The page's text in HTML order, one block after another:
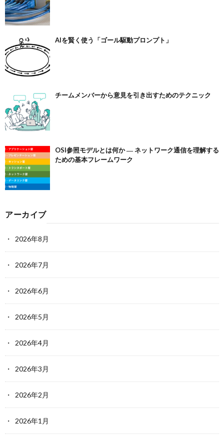
AIを賢く使う「ゴール駆動プロンプト」
チームメンバーから意見を引き出すためのテクニック
OSI参照モデルとは何か ― ネットワーク通信を理解する
ための基本フレームワーク
アーカイブ
2026年8月
2026年7月
2026年6月
2026年5月
2026年4月
2026年3月
2026年2月
2026年1月